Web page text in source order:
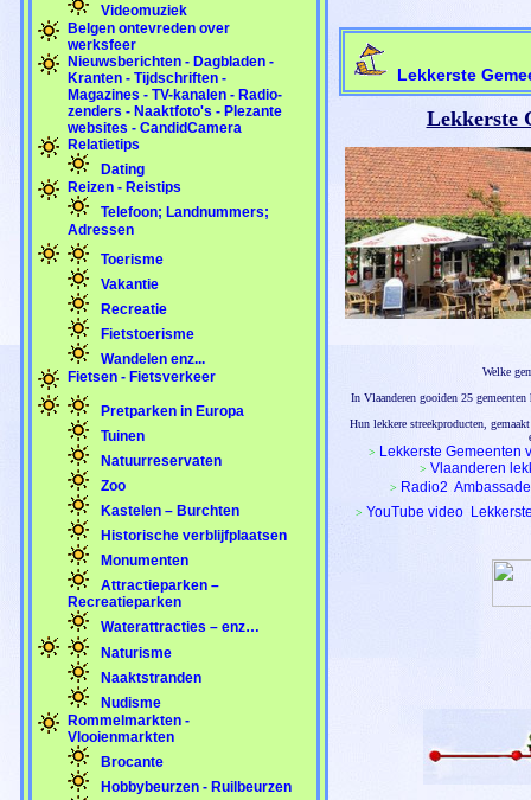
Videomuziek
Belgen ontevreden over
werksfeer
Nieuwsberichten - Dagbladen -
Kranten - Tijdschriften -
Magazines - TV-kanalen - Radio-
zenders - Naaktfoto's - Plezante
websites - CandidCamera
Relatietips
Dating
Reizen - Reistips
Telefoon; Landnummers;
Adressen
Toerisme
Vakantie
Recreatie
Fietstoerisme
Wandelen enz...
Fietsen - Fietsverkeer
Pretparken in Europa
Tuinen
Natuurreservaten
Zoo
Kastelen – Burchten
Historische verblijfplaatsen
Monumenten
Attractieparken –
Recreatieparken
Waterattracties – enz…
Naturisme
Naaktstranden
Nudisme
Rommelmarkten -
Vlooienmarkten
Brocante
Hobbybeurzen - Ruilbeurzen
Lekkerste
Lekkerste
Welke
In Vlaanderen gooiden 25
Hun lekkere streekproducten,
> Lekkerste Gemeenten
> Vlaanderen
> Radio2 
> YouTube video 